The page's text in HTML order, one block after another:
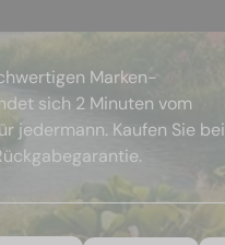
Marken-
sich 2 Minuten vom
jedermann. Kaufen Sie bei